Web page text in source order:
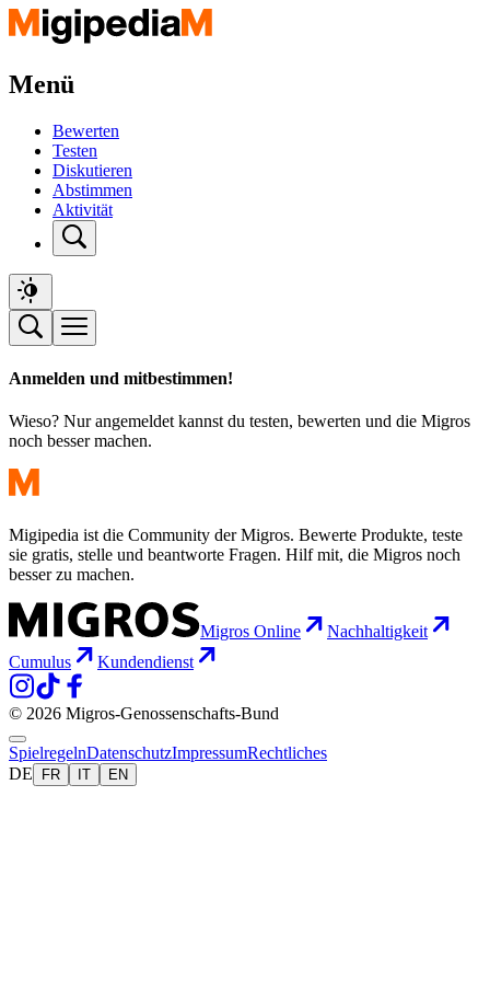
Menü
Bewerten
Testen
Diskutieren
Abstimmen
Aktivität
Anmelden und mitbestimmen!
Wieso? Nur angemeldet kannst du testen, bewerten und die Migros
noch besser machen.
Migipedia ist die Community der Migros. Bewerte Produkte, teste
sie gratis, stelle und beantworte Fragen. Hilf mit, die Migros noch
besser zu machen.
Migros Online
Nachhaltigkeit
Cumulus
Kundendienst
© 2026 Migros-Genossenschafts-Bund
SpielregelnDatenschutzImpressumRechtliches
DE
FR IT EN